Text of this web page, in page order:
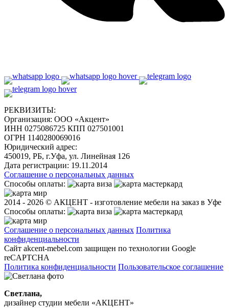
РЕКВИЗИТЫ:
Организация: ООО «Акцент»
ИНН 0275086725 КПП 027501001
ОГРН 1140280069016
Юридический адрес:
450019, РБ, г.Уфа, ул. Линейная 126
Дата регистрации: 19.11.2014
Соглашение о персональных данных
Способы оплаты:
2014 - 2026 © АКЦЕНТ - изготовление мебели на заказ в Уфе
Способы оплаты:
Соглашение о персональных данных Политика
конфиденциальности
Сайт akcent-mebel.com защищен по технологии Google
reCAPTCHA
Политика конфиденциальности Пользовательское соглашение
Светлана,
дизайнер студии мебели «АКЦЕНТ»